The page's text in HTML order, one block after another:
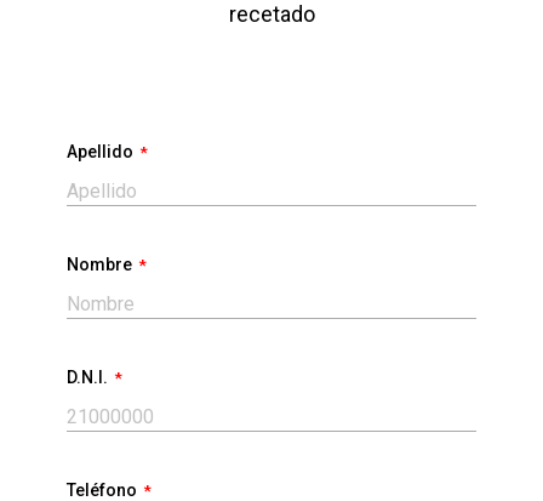
recetado
Apellido
Nombre
D.N.I.
Teléfono